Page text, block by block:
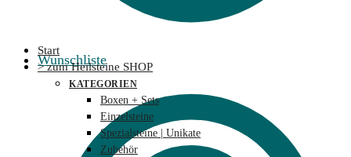
Wunschliste
Start
> zum Heilsteine SHOP
KATEGORIEN
Boxen + Sets
Einzelsteine
Spezialsteine | Unikate
Zubehör